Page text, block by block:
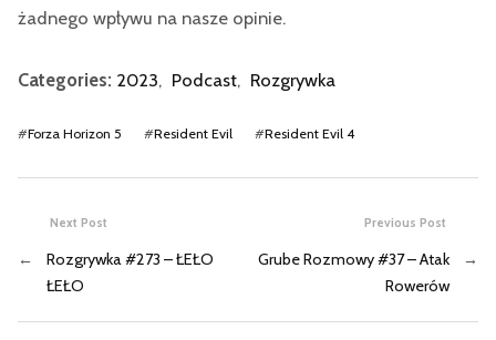
żadnego wpływu na nasze opinie.
Categories: 2023, Podcast, Rozgrywka
#Forza Horizon 5 #Resident Evil #Resident Evil 4
Previous Post
Grube Rozmowy #37 – Atak
Rowerów
→
Next Post
←
Rozgrywka #273 – ŁEŁO
ŁEŁO